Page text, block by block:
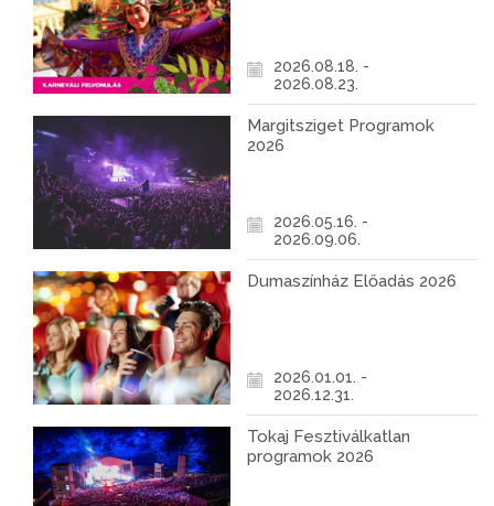
2026.08.18. -
2026.08.23.
Margitsziget Programok
2026
2026.05.16. -
2026.09.06.
Dumaszínház Előadás 2026
2026.01.01. -
2026.12.31.
Tokaj Fesztiválkatlan
programok 2026